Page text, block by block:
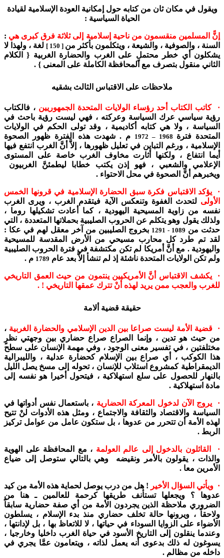
ويقول في مكان ثان من كتابه حول إمكانية العودة الإسلامية لقيادة
الحياة السياسية :
إنًّ المسلمين منقسمون من ناحية إسلامية إلى ثلاثة فرق كبرى هي :
السنة ، والصوفية ، والشيعة ، ويتكلمون بأكثر من [ 150 ]
لغة ، ولهذا لا
يشكلون أي خطر محتملٍ على الغرب والحضارة الغربية { الكلام
الثاني منقول بتصرف مع المحافظة الكاملة على المعنى } .
ملاحظات على الاقتباس الثالث بشقيه
· كاتب الكتاب أحد رؤساء الولايات المتحدة الجمهوريين ، فالكتاب
رؤية سياسي عرك السياسة وعركته ، فهي ليست رؤية باحث في
السياسة ، ولا هي كتابه أكاديمية ، وقد تولى الحكم في الولايات
المتحدة فترة
م . شهدت هذه الفترة ظهور الصحوة
الإسلامية ، ورغم التباين في تعليل ظهورها ، إلاَّ أنَّ الغرب انتفع فيها
أيما انتفاع ، ولكنها أثارت مخاوف الغرب خاصة على المستوى
الإعلامي والشعبي ، فهو إذن يكتب خطابا ليطمئنَّ الغربيون
ويخبرهم أنَّ الصحوة في محل الاحتواء .
· يؤكد الاقتباس فكرة سبق الحضارة الإسلامية في قرونها الخمس
الأولى لتحدث الغفوة وتنعكس الآية فيتقدم الغرب ، ويرى الغرب
نفسه من زاوية المسيحية اليهودية ، كما أعادت تشكيلها روما ،
ولذلك يقول وهو يتكلم عن الحروب الصليبية بحملاتها المتعددة ، التي
حدثت من 1089 - 1291
بخروج الصليبين من آخر معقل لهم في عكا :
لقد تم طرد كل محارب مسيحي من الأرض المقدسة للمسيحية
واليهودية . مع أنَّ أمريكا لم تكن مكتشفة في فترة الحروب الصليبية
ولم تكن الولايات المتحدة ناشئة إذ لم تنشأ إلاَّ بعد عام 1789 م .
· يكشف الاقتباس أنَّ الأمريكيين ينتمون من حيث العمق التاريخي
للغرب والعجب ممن يريد لهذه أنْ تترك عمقها التاريخي ! .
حقيقة قضية ألامة
· قضية الأمة ليست صراعا بين الدين الإسلامي والحضارة الغربية ،
من حيث هو تدين ، وإنما الصراع صراع حضاري بين وجهتي نظرٍ
مختلفتين ، في تفسير معنى الوجود ، وفي مهمة الإنسان على سطح
هذا الكوكب ، أي صراع بين الإسلام كحضارة عدلية ، والليبرالية
الديمقراطية كمشروع استلاب للإنسان ، تحوله إلى مسخ يصل الليل
بالنهار للحصول على سلع استهلاكية ، فيتحول أخيرا هو نفسه إلى
مادة استهلاكية .
· يروج الآن لدخول المعركة الحضارية ، باستعمال نفس أدواتها في
السياسة والاقتصاد والثقافة والاجتماع ، ومثل هذه الأدوات لنْ تتيح
لهذه الأمة أن تتحرر من عدوها ، بل ستكون عامل من عوامل تركيز
الربط .
· القائلون بالدخول إلى عالم العولمة ، مع المحافظة على الهوية
والذات ، يقولون بالأمر ونقيضه وهي بالتالي ستوصل إلى ضياع
الأمرين معا .
· ويأتي السؤال الأخير ! هل من درب يوصل لحماية هذه الأمة من كيد
عدوها ؟ ويجعلها تستأنف طريقها كرحمة للعالمين ـ هنا من
الضروري ملاحظة الذين يجردون الأمة من أي صفة حضارية سابقاً
ولاحقاً ، ويرونها حالة تخلف حضاري منذ بدء الإسلام ، يسلطون
الأضواء على الزوايا السوداء في حياتها ، لا للاتعاظ بها ، بل لإدانتها ،
وعندما ينقلون إلى التاريخ الأسود في حياة الغرب داخليا وخارجيا ،
يسوغون له ذلك بدعوى أنه يعمل لذاته ، ويتعامون عمَّا يجري في
داخله من مظالم .